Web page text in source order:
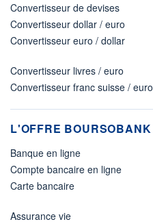
Convertisseur de devises
Convertisseur dollar / euro
Convertisseur euro / dollar
Convertisseur livres / euro
Convertisseur franc suisse / euro
L'OFFRE BOURSOBANK
Banque en ligne
Compte bancaire en ligne
Carte bancaire
Assurance vie